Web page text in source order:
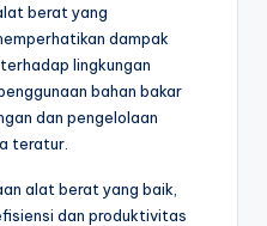
berat yang
dampak
lingkungan
bahan bakar
dan pengelolaan
teratur.
alat berat yang baik,
dan produktivitas